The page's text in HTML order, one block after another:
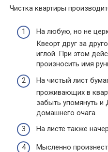
Чистка квартиры
На любую, но не
Квеорт друг за
иглой. При этом
произносить имя
На чистый лист
проживающих в
забыть упомянуть
домашнего очага.
На листе также
Мысленно